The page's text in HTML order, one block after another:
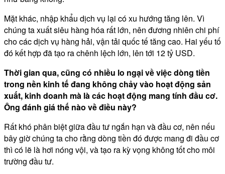
Mặt khác, nhập khẩu dịch vụ lại có xu hướng tăng lên. Vì
chúng ta xuất siêu hàng hóa rất lớn, nên đương nhiên chi phí
cho các dịch vụ hàng hải, vận tải quốc tế tăng cao. Hai yếu tố
đó kết hợp đã tạo ra chênh lệch lớn, lên tới 12 tỷ USD.
Thời gian qua, cũng có nhiều lo ngại về việc dòng tiền
trong nền kinh tế đang không chảy vào hoạt động sản
xuất, kinh doanh mà là các hoạt động mang tính đầu cơ.
Ông đánh giá thế nào về điều này?
Rất khó phân biệt giữa đầu tư ngắn hạn và đầu cơ, nên nếu
bây giờ chúng ta cho rằng dòng tiền đó được mang đi đầu cơ
thì có lẽ là hơi nóng vội, và tạo ra kỳ vọng không tốt cho môi
trường đầu tư.